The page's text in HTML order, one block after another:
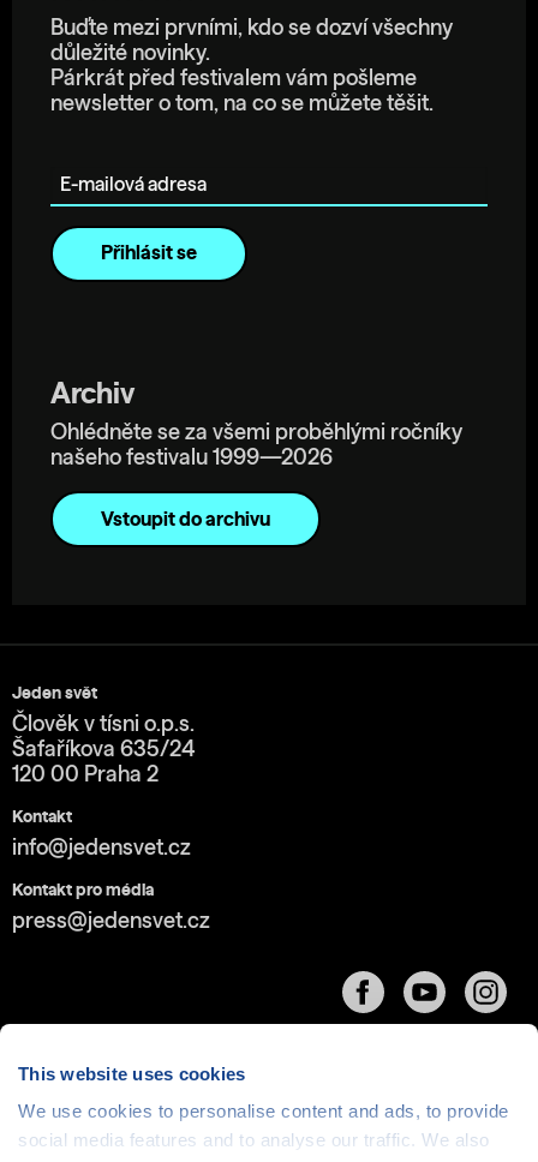
This website uses cookies
We use cookies to personalise content and ads, to provide
social media features and to analyse our traffic. We also
Buďte mezi prvními, kdo se dozví všechny
důležité novinky.
Párkrát před festivalem vám pošleme
newsletter o tom, na co se můžete těšit.
Archiv
Ohlédněte se za všemi proběhlými ročníky
našeho festivalu 1999—2026
Vstoupit do archivu
Jeden svět
Člověk v tísni o.p.s.
Šafaříkova 635/24
120 00 Praha 2
Kontakt
info@jedensvet.cz
Kontakt pro média
press@jedensvet.cz
Cookies| © 1999-2026 Člověk v tísni o.p.s., web běží